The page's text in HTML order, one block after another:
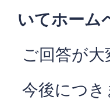
いてホーム
ご回答が
今後につ